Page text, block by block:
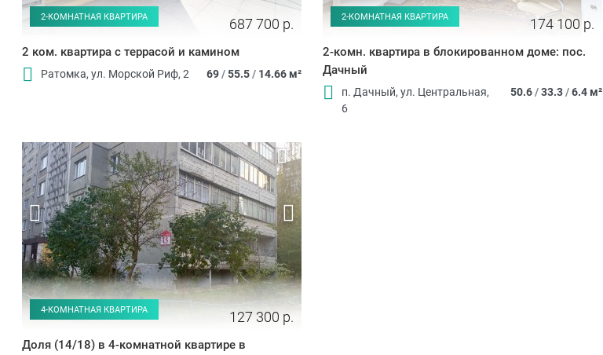
2-КОМНАТНАЯ КВАРТИРА 687 700 р.
2 ком. квартира с террасой и камином
Ратомка, ул. Морской Риф, 2 69/55.5/14.66 м²
2-КОМНАТНАЯ КВАРТИРА 174 100 р.
2-комн. квартира в блокированном доме: пос.
Дачный
п. Дачный, ул. Центральная,
6
50.6/33.3/6.4 м²
4-КОМНАТНАЯ КВАРТИРА 127 300 р.
Доля (14/18) в 4-комнатной квартире в